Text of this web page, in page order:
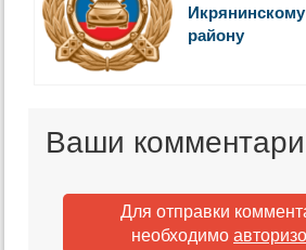
Икрянинскому
району
Ваши
Для отправки
необходимо